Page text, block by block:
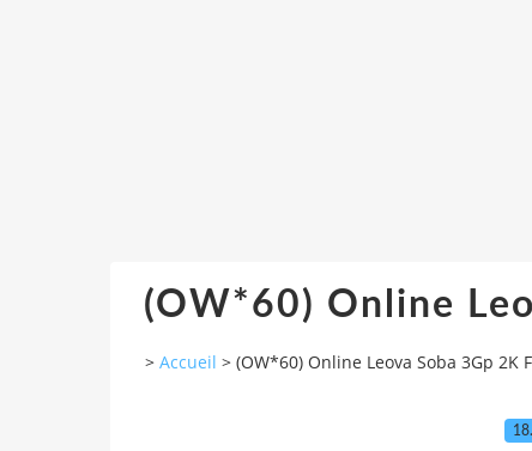
(OW*60) Online
> Accueil > (OW*60) Online Leova Soba 3Gp 2K